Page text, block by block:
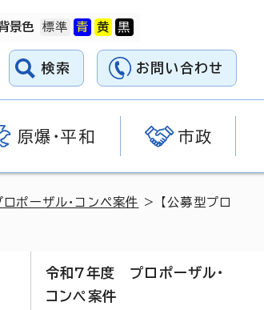
景色
検索 お問い合わせ
原爆・平和 市政
ポーザル・コンペ案件 > 【公募型プロ
令和7年度 プロポーザル・
コンペ案件